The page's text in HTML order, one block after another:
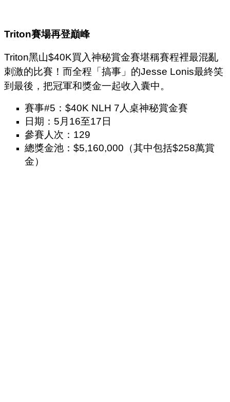
Triton賽場再登巔峰
Triton黑山$40K買入神秘賞金賽堪稱賽程裡最混亂
刺激的比賽！而全程「搞事」的Jesse Lonis最終笑
到最後，把冠軍和獎金一起收入囊中。
賽事#5：$40K NLH 7人桌神秘賞金賽
日期：5月16至17日
參賽人次：129
總獎金池：$5,160,000（其中包括$258萬賞
金）